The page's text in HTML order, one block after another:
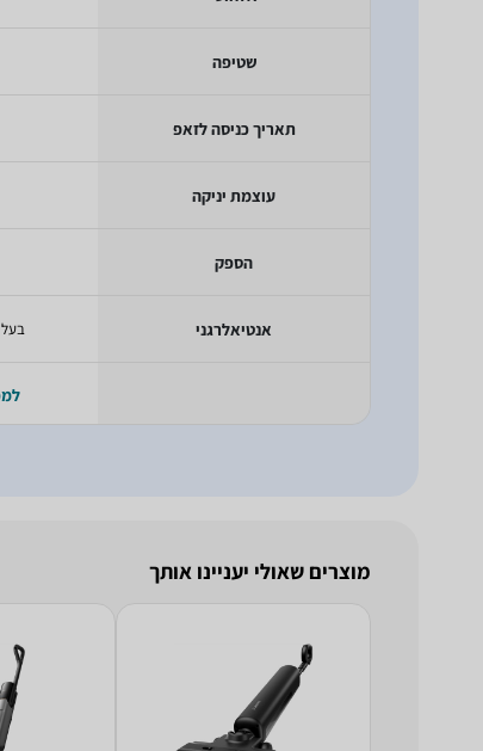
שטיפה
תאריך כניסה לזאפ
עוצמת יניקה
הספק
אנטיאלרגני בעל
מוצרים שאולי יעניינו אותך